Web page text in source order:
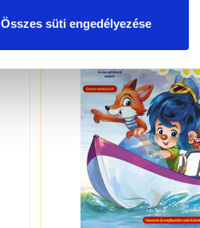
Összes süti engedélyezése